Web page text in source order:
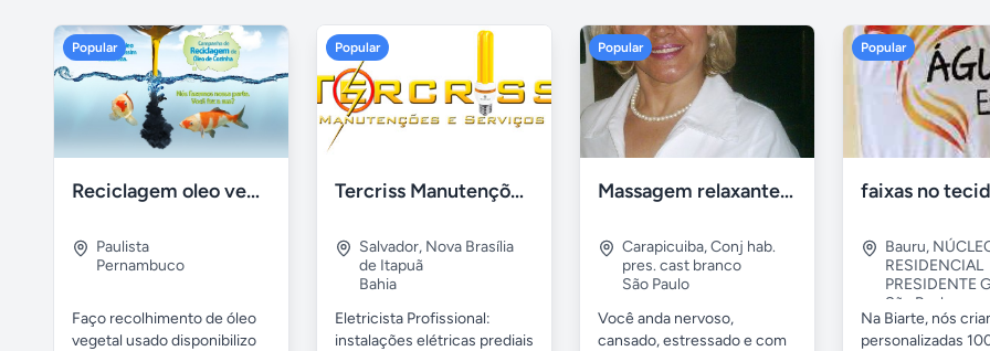
Popular
Reciclagem oleo vegetal
Paulista
Pernambuco
Faço recolhimento de óleo
vegetal usado disponibilizo
Popular
Tercriss Manutenções e Serviços
Salvador, Nova Brasília
de Itapuã
Bahia
Eletricista Profissional:
instalações elétricas prediais
Popular
Massagem relaxante- terapeutica e depilação
Carapicuiba,Conj hab.
pres. cast branco
São Paulo
Você anda nervoso,
cansado, estressado e com
Popular
Bauru,
RESIDENCIAL
PRESIDENTE
São Paulo
Na Biarte, nós
personalizadas